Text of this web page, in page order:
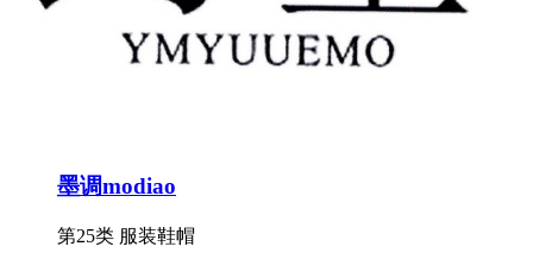
墨调modiao
第25类 服装鞋帽